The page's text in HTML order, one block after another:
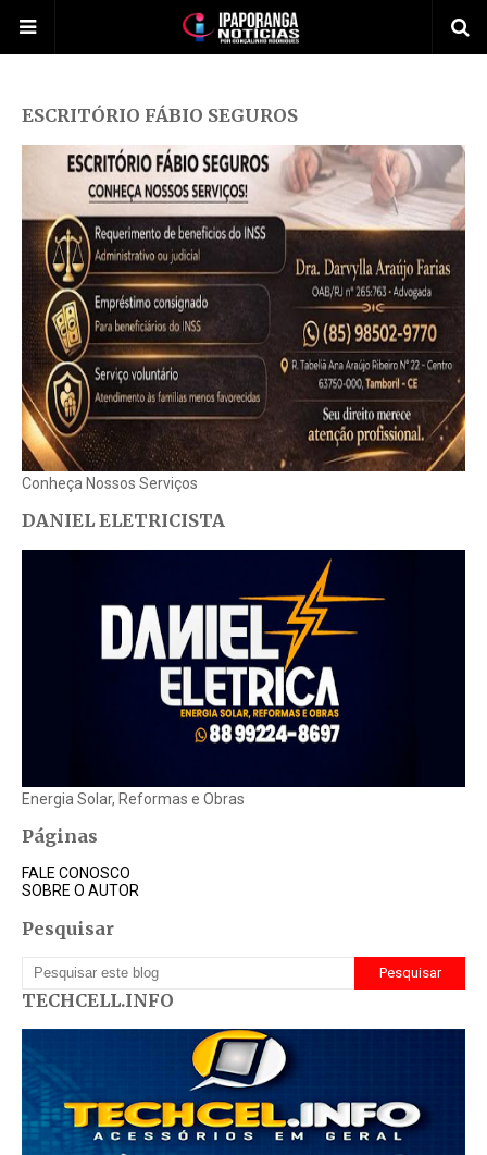
ESCRITÓRIO FÁBIO SEGUROS
Conheça Nossos Serviços
DANIEL ELETRICISTA
Energia Solar, Reformas e Obras
Páginas
FALE CONOSCO
SOBRE O AUTOR
Pesquisar
TECHCELL.INFO